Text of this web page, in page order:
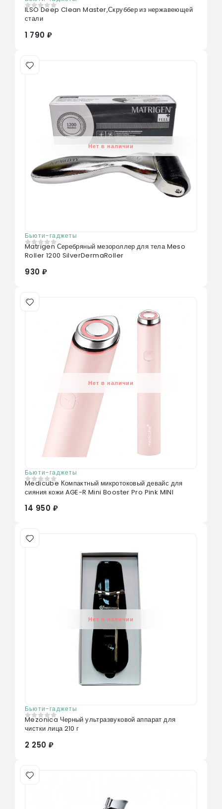
0из 5
ILSO Deep Clean Master,Скруббер из нержавеющей
стали
1 790 ₽
Нет в наличии
Бьюти-гаджеты
0из 5
Matrigen Серебряный мезороллер для тела Meso
Roller 1200 SilverDermaRoller
930 ₽
Нет в наличии
Бьюти-гаджеты
0из 5
Medicube Компактный микротоковый девайс для
сияния кожи AGE-R Mini Booster Pro Pink MINI
14 950 ₽
Нет в наличии
Бьюти-гаджеты
0из 5
Mezonica Черный ультразвуковой аппарат для
чистки лица 210 г
2 250 ₽